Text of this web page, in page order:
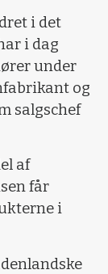
i det
i dag
under
og
salgschef
af
får
i